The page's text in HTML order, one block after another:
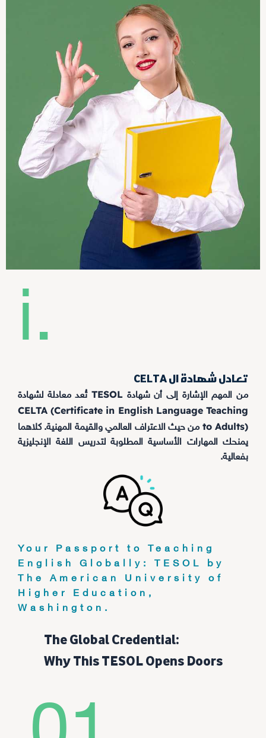
Your Passport to Teaching
English Globally: TESOL by
The American University of
Higher Education,
Washington.
The Global Credential:
Why This TESOL Opens Doors
i.
تعادل شهادة ال CELTA
من المهم الإشارة إلى أن شهادة TESOL تُعد معادلة لشهادة
CELTA (Certificate in English Language Teaching
to Adults) من حيث الاعتراف العالمي والقيمة المهنية. كلاهما
يمنحك المهارات الأساسية المطلوبة لتدريس اللغة الإنجليزية
بفعالية.